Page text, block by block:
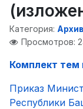
Категория:
Просмотров:
Комплект тем
Приказ
Республики